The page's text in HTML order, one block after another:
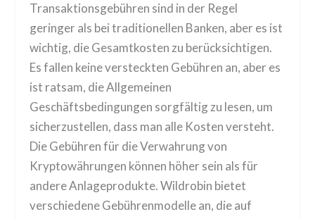
Transaktionsgebühren sind in der Regel
geringer als bei traditionellen Banken, aber es ist
wichtig, die Gesamtkosten zu berücksichtigen.
Es fallen keine versteckten Gebühren an, aber es
ist ratsam, die Allgemeinen
Geschäftsbedingungen sorgfältig zu lesen, um
sicherzustellen, dass man alle Kosten versteht.
Die Gebühren für die Verwahrung von
Kryptowährungen können höher sein als für
andere Anlageprodukte. Wildrobin bietet
verschiedene Gebührenmodelle an, die auf